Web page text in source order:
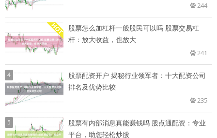
244
股票怎么加杠杆一般股民可以吗 股票交易杠
杆：放大收益，也放大
241
4
股票配资开户 揭秘行业领军者：十大配资公司
排名及优势比较
235
5
股票有内部消息真能赚钱吗 股点通配资：专业
平台，助您轻松炒股